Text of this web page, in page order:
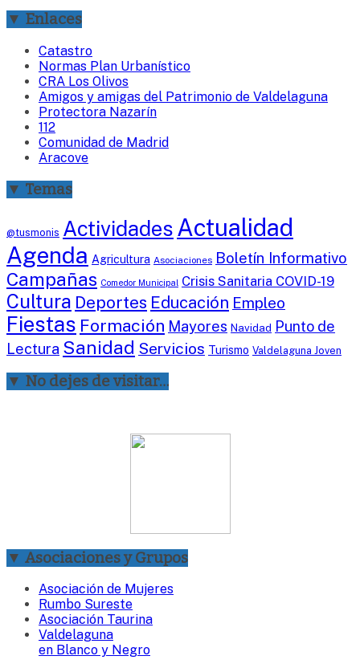
▼ Enlaces
Catastro
Normas Plan Urbanístico
CRA Los Olivos
Amigos y amigas del Patrimonio de Valdelaguna
Protectora Nazarín
112
Comunidad de Madrid
Aracove
▼ Temas
@tusmonis Actividades Actualidad
Agenda Agricultura Asociaciones Boletín Informativo
Campañas Comedor Municipal Crisis Sanitaria COVID-19
Cultura Deportes Educación Empleo
Fiestas Formación Mayores Navidad Punto de
Lectura Sanidad Servicios Turismo Valdelaguna Joven
▼ No dejes de visitar…
▼ Asociaciones y Grupos
Asociación de Mujeres
Rumbo Sureste
Asociación Taurina
Valdelaguna
en Blanco y Negro